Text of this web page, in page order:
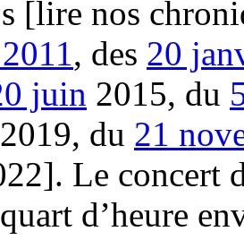
[lire nos
, des 20
juin 2015, du
2019, du 21
Le concert
d’heure